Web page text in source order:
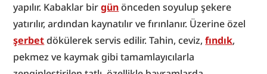
yapılır. Kabaklar bir gün önceden soyulup şekere
şerbet dökülerek servis edilir. Tahin, ceviz, fındık,
pekmez ve kaymak gibi tamamlayıcılarla